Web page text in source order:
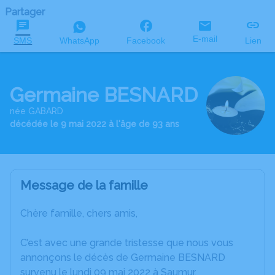
Partager
SMS WhatsApp Facebook E-mail Lien
Germaine BESNARD
née GABARD
décédée le 9 mai 2022 à l'âge de 93 ans
Message de la famille
Chère famille, chers amis,
C’est avec une grande tristesse que nous vous
annonçons le décès de Germaine BESNARD
survenu le lundi 09 mai 2022 à Saumur.